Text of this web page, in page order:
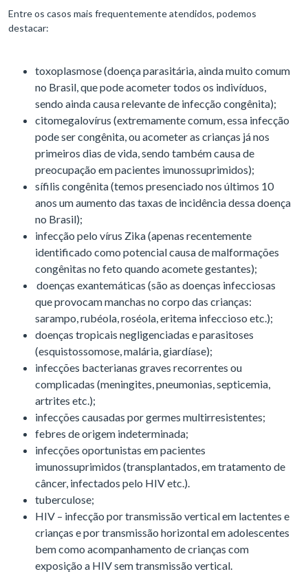
Entre os casos mais frequentemente atendidos, podemos
destacar:
toxoplasmose (doença parasitária, ainda muito comum
no Brasil, que pode acometer todos os indivíduos,
sendo ainda causa relevante de infecção congênita);
citomegalovírus (extremamente comum, essa infecção
pode ser congênita, ou acometer as crianças já nos
primeiros dias de vida, sendo também causa de
preocupação em pacientes imunossuprimidos);
sífilis congênita (temos presenciado nos últimos 10
anos um aumento das taxas de incidência dessa doença
no Brasil);
infecção pelo vírus Zika (apenas recentemente
identificado como potencial causa de malformações
congênitas no feto quando acomete gestantes);
doenças exantemáticas (são as doenças infecciosas
que provocam manchas no corpo das crianças:
sarampo, rubéola, roséola, eritema infeccioso etc.);
doenças tropicais negligenciadas e parasitoses
(esquistossomose, malária, giardíase);
infecções bacterianas graves recorrentes ou
complicadas (meningites, pneumonias, septicemia,
artrites etc.);
infecções causadas por germes multirresistentes;
febres de origem indeterminada;
infecções oportunistas em pacientes
imunossuprimidos (transplantados, em tratamento de
câncer, infectados pelo HIV etc.).
tuberculose;
HIV – infecção por transmissão vertical em lactentes e
crianças e por transmissão horizontal em adolescentes
bem como acompanhamento de crianças com
exposição a HIV sem transmissão vertical.